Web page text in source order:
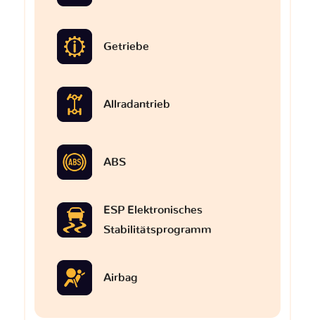
Getriebe
Allradantrieb
ABS
ESP Elektronisches
Stabilitätsprogramm
Airbag